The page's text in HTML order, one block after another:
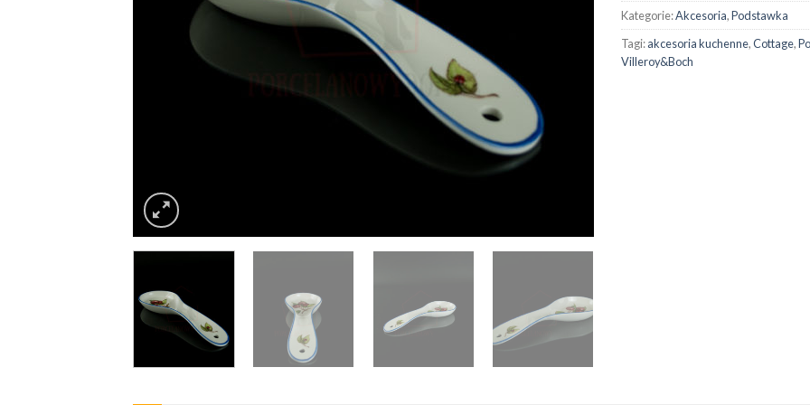
Kategorie:Akcesoria,Podstawka
Tagi:akcesoria kuchenne,Cottage,
Villeroy&Boch